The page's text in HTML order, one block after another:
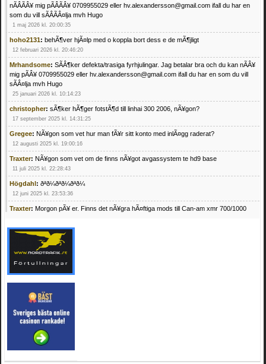
nÃÂÃÂ¥ mig pÃÂÃÂ¥ 0709955029 eller hv.alexandersson@gmail.com ifall du har en
som du vill sÃÂÃÂ¤lja mvh Hugo
1 maj 2026 kl. 20:00:35
hoho2131: behÃ¶ver hjÃ¤lp med o koppla bort dess e de mÃ¶jligt
12 februari 2026 kl. 20:46:20
Mrhandsome: SÃÂ¶ker defekta/trasiga fyrhjulingar. Jag betalar bra och du kan nÃÂ¥
mig pÃÂ¥ 0709955029 eller hv.alexandersson@gmail.com ifall du har en som du vill
sÃÂ¤lja mvh Hugo
25 januari 2026 kl. 10:14:23
christopher: sÃ¶ker hÃ¶ger fotstÃ¶d till linhai 300 2006, nÃ¥gon?
17 september 2025 kl. 14:31:25
Gregee: NÃ¥gon som vet hur man fÃ¥r sitt konto med inlÃ¤gg raderat?
12 augusti 2025 kl. 19:00:16
Traxter: NÃ¥gon som vet om de finns nÃ¥got avgassystem te hd9 base
11 juli 2025 kl. 22:28:43
Högdahl: ðªð¼ðªð¼ðªð¼
12 juni 2025 kl. 23:53:36
Traxter: Morgon pÃ¥ er. Finns det nÃ¥gra hÃ¤ftiga mods till Can-am xmr 700/1000
Mrhandsome:SÃ¶ker defekta/trasiga fyrhjulingar. Jag betalar bra och du kan nÃ¥ mig
pÃ¥ 0709955029 eller hv.alexandersson@gmail.com ifall du har en som du vill sÃ¤lja
mvh Hugo
21 februari 2025 kl. 09:25:52
Oscar5:NÃ¥gon som vet vad man kan begÃ¤ra fÃ¶r en Honda TRX 350 FE 2005
4 februari 2025 kl. 19:20:50
Oscar5:44
4 februari 2025 kl. 19:15:36
Greger59:NÃ¤gon som vet har en Cetek 500 EFI
15 januari 2025 kl. 23:49:44
Mrhandsome:SÃÂ¶ker defekta/trasiga fyrhjulingar. Jag betalar bra och du kan nÃÂ¥